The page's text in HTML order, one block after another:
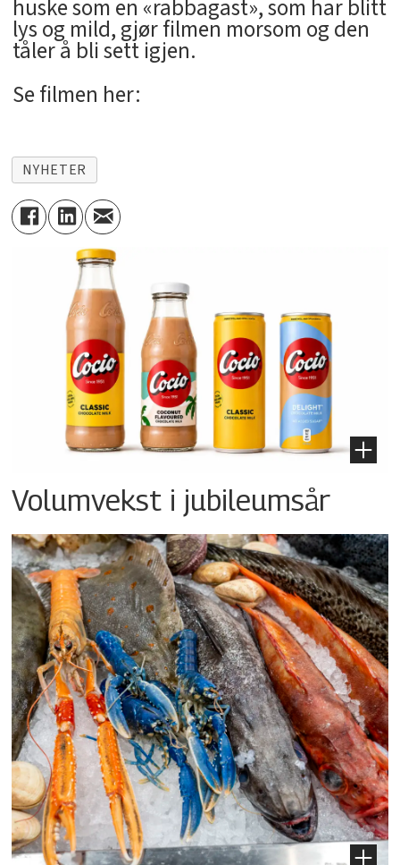
huske som en «rabbagast», som har blitt
lys og mild, gjør filmen morsom og den
tåler å bli sett igjen.
Se filmen her:
NYHETER
Volumvekst i jubileumsår